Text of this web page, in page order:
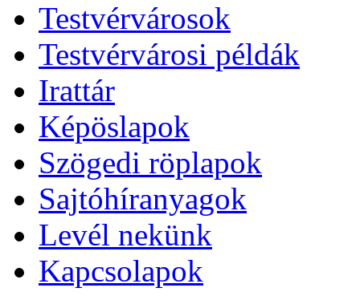
Testvérvárosok
Testvérvárosi példák
Irattár
Képöslapok
Szögedi röplapok
Sajtóhíranyagok
Levél nekünk
Kapcsolapok